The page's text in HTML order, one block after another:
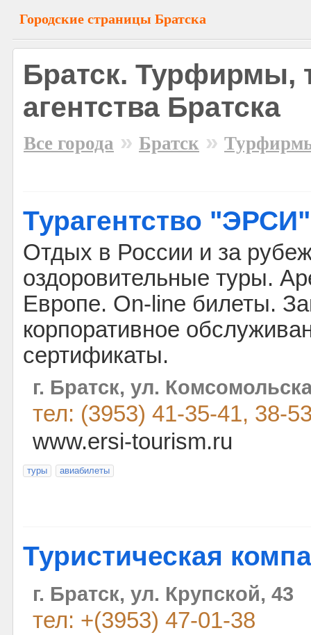
Городские страницы Братска
Братск. Турфирмы,
агентства Братска
Все города » Братск »
Турагентство "ЭРСИ"
Отдых в России и за
оздоровительные туры.
Европе. On-line билеты.
корпоративное
сертификаты.
г. Братск, ул.
тел: (3953) 41-35-41, 38-
www.ersi-tourism.ru
туры авиабилеты
Туристическая
г. Братск, ул. Крупской, 43
тел: +(3953) 47-01-38